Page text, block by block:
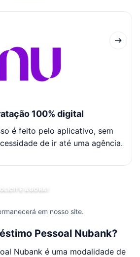
100% digital
é feito pelo aplicativo, sem
de ir até uma agência.
AGORA!
em nosso site.
Pessoal Nubank?
Nubank é uma modalidade de